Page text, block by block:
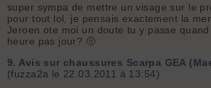
super sympa de mettre un visage sur le
pour tout lol, je pensais exactement la
Jeroen ote moi un doute tu y passe
heure pas jour? 🤨
9. Avis sur chaussures Scarpa GEA
(fuzza2a le 22.03.2011 à 13:54)